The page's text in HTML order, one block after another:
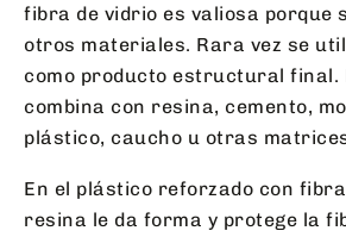
fibra de vidrio es valiosa porque
otros materiales. Rara vez se
como producto estructural final.
combina con resina, cemento,
plástico, caucho u otras
En el plástico reforzado con
resina le da forma y protege la